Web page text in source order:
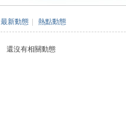
最新動態 熱點動態
還沒有相關動態